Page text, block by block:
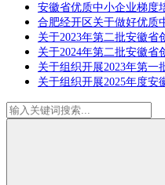
安徽省优质中小企业梯度
合肥经开区关于做好优质
关于2023年第二批安徽
关于2024年第二批安徽
关于组织开展2023年第
关于组织开展2025年度